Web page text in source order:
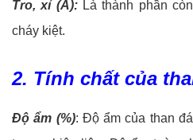
Tro, xỉ (A):Là thành phần
cháy kiệt.
2. Tính chất của
Độ ẩm (%): Độ ẩm của than